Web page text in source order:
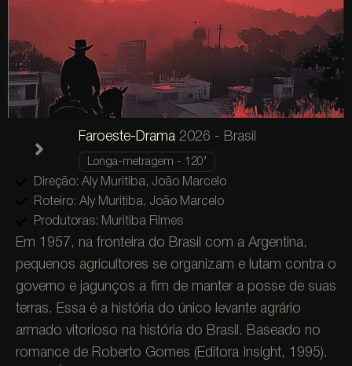
Faroeste-Drama 2026 - Brasil
Longa-metragem - 120’
Direção: Aly Muritiba, João Marcelo
Roteiro: Aly Muritiba, João Marcelo
Produtoras: Muritiba Filmes
Em 1957, na fronteira do Brasil com a Argentina,
pequenos agricultores se organizam e lutam contra o
governo e jagunços a fim de manter a posse de suas
terras. Essa é a história do único levante agrário
armado vitorioso na história do Brasil. Baseado no
romance de Roberto Gomes (Editora Insight, 1995).